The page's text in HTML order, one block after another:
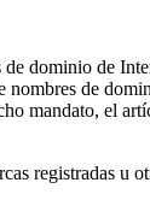
dominio de
de
mandato, el
registradas u